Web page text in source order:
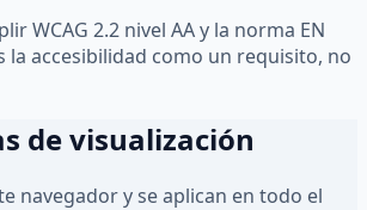
WCAG 2.2 nivel AA y la norma EN
la accesibilidad como un requisito, no
de visualización
navegador y se aplican en todo el